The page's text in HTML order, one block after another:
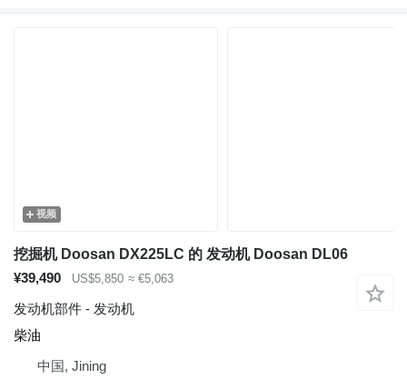
视频
挖掘机 Doosan DX225LC 的 发动机 Doosan DL06
¥39,490
US$5,850 ≈ €5,063
发动机部件 - 发动机
柴油
中国, Jining